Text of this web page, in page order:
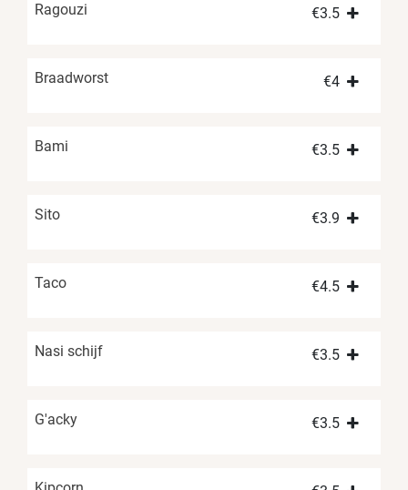
Ragouzi €3.5
Braadworst €4
Bami €3.5
Sito €3.9
Taco €4.5
Nasi schijf €3.5
G'acky €3.5